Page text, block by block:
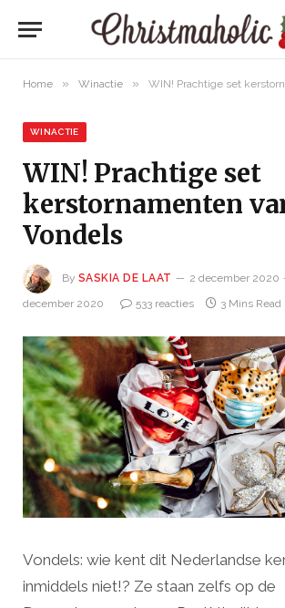
Home » Winactie » WIN! Prachtige set
WINACTIE
WIN! Prachtige set
kerstornamenten
Vondels
By SASKIA DE LAAT 2 december 2020
december 2020
533 reacties 3 Mins Read
Vondels: wie kent dit Nederlandse
inmiddels niet!? Ze staan zelfs op de